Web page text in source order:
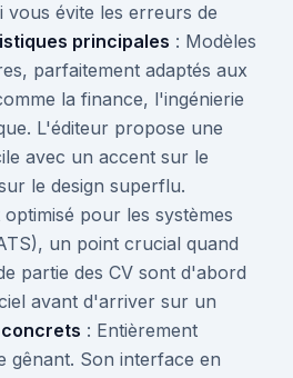
vous évite les erreurs de
principales : Modèles
parfaitement adaptés aux
la finance, l'ingénierie
L'éditeur propose une
avec un accent sur le
le design superflu.
pour les systèmes
un point crucial quand
partie des CV sont d'abord
avant d'arriver sur un
: Entièrement
gênant. Son interface en